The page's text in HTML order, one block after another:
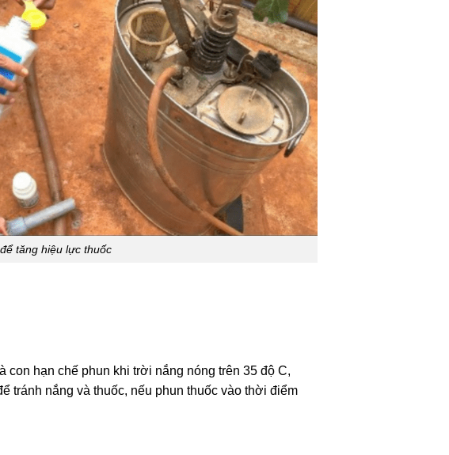
tăng hiệu lực thuốc
con hạn chế phun khi trời nắng nóng trên 35 độ C,
tránh nắng và thuốc, nếu phun thuốc vào thời điểm